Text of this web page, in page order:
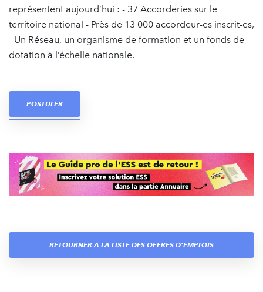
représentent aujourd’hui : - 37 Accorderies sur le
territoire national - Près de 13 000 accordeur-es inscrit-es,
- Un Réseau, un organisme de formation et un fonds de
dotation à l’échelle nationale.
POSTULER
RETOURNER À LA LISTE DES OFFRES D'EMPLOIS